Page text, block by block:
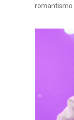
romantismo